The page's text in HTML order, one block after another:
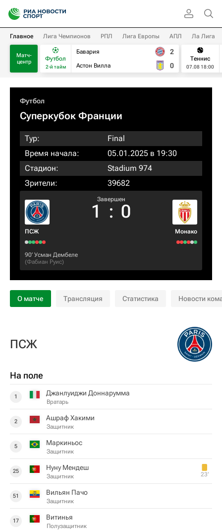
Главное Лига Чемпионов РПЛ Лига Европы АПЛ Ла Лига
Матч-
центр
Футбол
2-й тайм
Бавария
Астон Вилла
2
0
Теннис
07.08 18:00
Футбол
Суперкубок Франции
Тур:
Final
Время начала:
05.01.2025 в 19:30
Стадион:
Stadium 974
Зрители:
39682
ПСЖ
Завершен
1 : 0
Монако
90‎’‎ Усман Дембеле
(Фабиан Руис)
О матче Трансляция Статистика Новости
ПСЖ
На поле
1 Джанлуиджи Доннарумма
Вратарь
2 Ашраф Хакими
Защитник
5 Маркиньос
Защитник
25 Нуну Мендеш
Защитник 23‎’‎
51 Вильян Пачо
Защитник
17 Витинья
Полузащитник